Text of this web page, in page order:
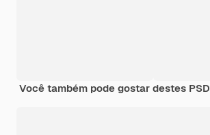
Você também pode gostar destes PSD